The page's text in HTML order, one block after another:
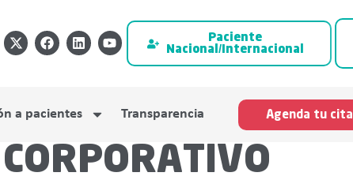
Paciente
Nacional/Internacional
a pacientes Transparencia Agenda tu cita